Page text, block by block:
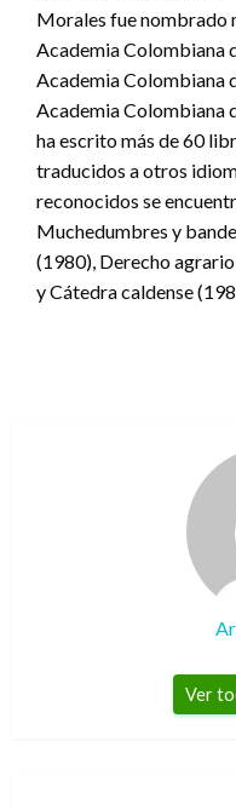
Morales fue nombrado
Academia Colombiana
Academia Colombiana
Academia Colombiana
ha escrito más de 60
traducidos a otros
reconocidos se
Muchedumbres y
(1980), Derecho
y Cátedra caldense
Ver